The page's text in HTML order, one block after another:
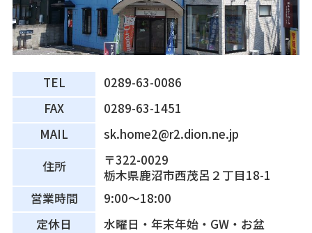
TEL
0289-63-0086
FAX
0289-63-1451
MAIL
sk.home2@r2.dion.ne.jp
住所
〒322-0029
栃木県鹿沼市西茂呂２丁目18-1
営業時間
9:00～18:00
定休日
水曜日・年末年始・GW・お盆